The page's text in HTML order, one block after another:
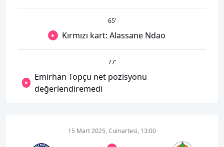
65’
Kırmızı kart: Alassane Ndao
77’
Emirhan Topçu net pozisyonu
değerlendiremedi
15 Mart 2025, Cumartesi, 13:00